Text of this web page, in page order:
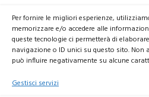
Per fornire le migliori esperienze,
memorizzare e/o accedere alle
queste tecnologie ci permetterà di
navigazione o ID unici su questo sito. Non
può influire negativamente su alcune
Gestisci servizi
© 2025 Baudracco
P.iva 07789620015 |